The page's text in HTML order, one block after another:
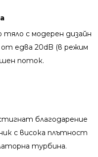
с модерен дизайн
едва 20dB (в режим
поток.
благодарение
с висока плътност
турбина.